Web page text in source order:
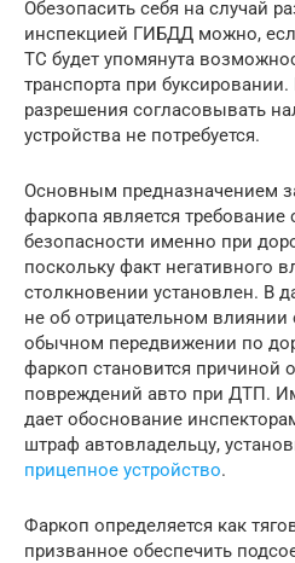
Обезопасить себя на случай
инспекцией ГИБДД можно,
ТС будет упомянута
транспорта при
разрешения согласовывать
устройства не потребуется.
Основным предназначением
фаркопа является
безопасности именно при
поскольку факт негативного
столкновении установлен. В
не об отрицательном влиянии
обычном передвижении по
фаркоп становится причиной
повреждений авто при ДТП.
дает обоснование
штраф автовладельцу,
прицепное устройство.
Фаркоп определяется как
призванное обеспечить